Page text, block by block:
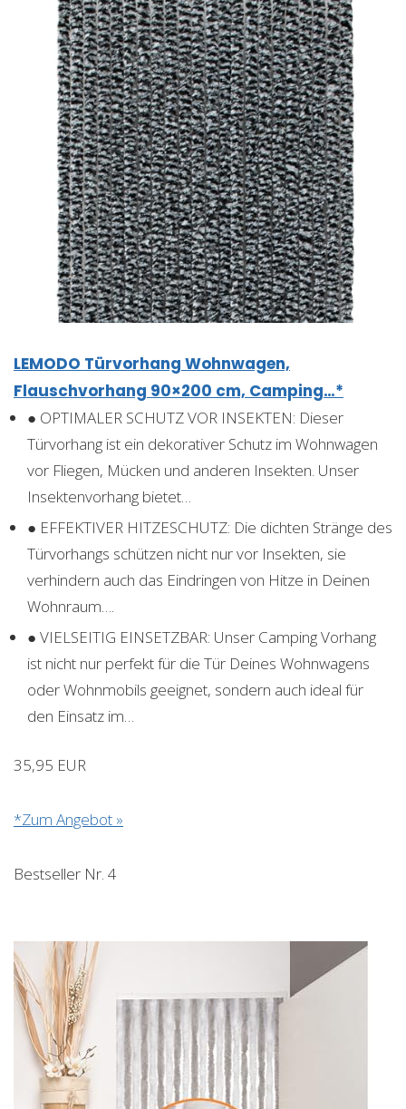
LEMODO Türvorhang Wohnwagen,
Flauschvorhang 90×200 cm, Camping…*
● OPTIMALER SCHUTZ VOR INSEKTEN: Dieser
Türvorhang ist ein dekorativer Schutz im Wohnwagen
vor Fliegen, Mücken und anderen Insekten. Unser
Insektenvorhang bietet…
● EFFEKTIVER HITZESCHUTZ: Die dichten Stränge des
Türvorhangs schützen nicht nur vor Insekten, sie
verhindern auch das Eindringen von Hitze in Deinen
Wohnraum….
● VIELSEITIG EINSETZBAR: Unser Camping Vorhang
ist nicht nur perfekt für die Tür Deines Wohnwagens
oder Wohnmobils geeignet, sondern auch ideal für
den Einsatz im…
35,95 EUR
*Zum Angebot »
Bestseller Nr. 4